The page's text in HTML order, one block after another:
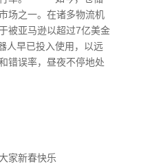
场之一。在诸多物流机
被亚马逊以超过7亿美金
人早已投入使用，以远
错误率，昼夜不停地处
家新春快乐